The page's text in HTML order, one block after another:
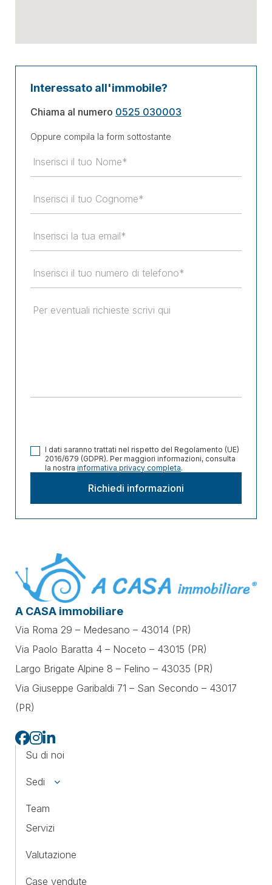
Interessato all'immobile?
Chiama al numero 0525 030003
Oppure compila la form sottostante
I dati saranno trattati nel rispetto del Regolamento (UE)
2016/679 (GDPR). Per maggiori informazioni, consulta
la nostra informativa privacy completa.
A CASA immobiliare
Via Roma 29 – Medesano – 43014 (PR)
Via Paolo Baratta 4 – Noceto – 43015 (PR)
Largo Brigate Alpine 8 – Felino – 43035 (PR)
Via Giuseppe Garibaldi 71 – San Secondo – 43017
(PR)
Su di noi
Sedi
Team
Servizi
Valutazione
Case vendute